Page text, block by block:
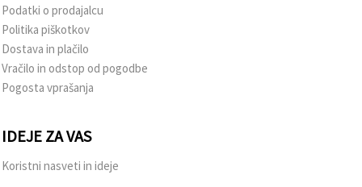
Podatki o prodajalcu
Politika piškotkov
Dostava in plačilo
Vračilo in odstop od pogodbe
Pogosta vprašanja
IDEJE ZA VAS
Koristni nasveti in ideje